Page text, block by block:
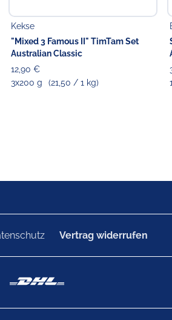
Kekse
"Mixed 3 Famous II" TimTam Set
Australian Classic
12,90 €
3x200 g
(21,50 / 1 kg)
Vertrag widerrufen